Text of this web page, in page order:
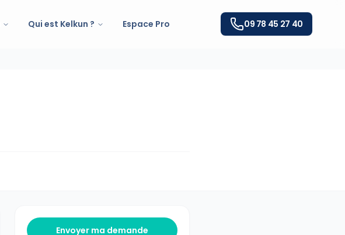
Qui est Kelkun ? Espace Pro 09 78 45 27 40
Envoyer ma demande